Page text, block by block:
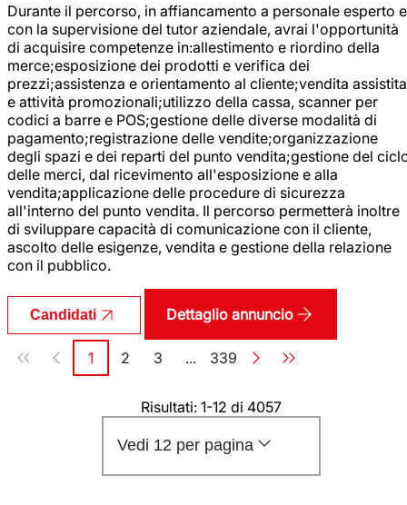
Durante il percorso, in affiancamento a personale esperto e
con la supervisione del tutor aziendale, avrai l'opportunità
di acquisire competenze in:allestimento e riordino della
merce;esposizione dei prodotti e verifica dei
prezzi;assistenza e orientamento al cliente;vendita assistita
e attività promozionali;utilizzo della cassa, scanner per
codici a barre e POS;gestione delle diverse modalità di
pagamento;registrazione delle vendite;organizzazione
degli spazi e dei reparti del punto vendita;gestione del
delle merci, dal ricevimento all'esposizione e alla
vendita;applicazione delle procedure di sicurezza
all'interno del punto vendita. Il percorso permetterà inoltre
di sviluppare capacità di comunicazione con il cliente,
ascolto delle esigenze, vendita e gestione della relazione
con il pubblico.
Candidati Dettaglio annuncio
Paginazione
Pagina
1 Pagina
2 Pagina
3 ... Pagina
339
Risultati: 1-12 di 4057
Vedi 12 per pagina